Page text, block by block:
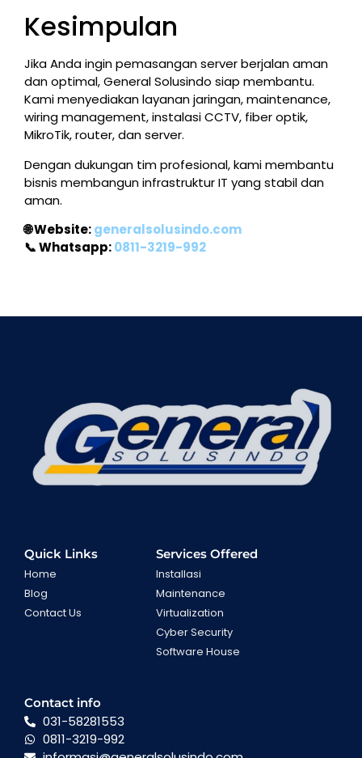
Kesimpulan
Jika Anda ingin pemasangan server berjalan aman
dan optimal, General Solusindo siap membantu.
Kami menyediakan layanan jaringan, maintenance,
wiring management, instalasi CCTV, fiber optik,
MikroTik, router, dan server.
Dengan dukungan tim profesional, kami membantu
bisnis membangun infrastruktur IT yang stabil dan
aman.
🌐 Website:generalsolusindo.com
📞 Whatsapp:0811-3219-992
Quick Links
Home
Blog
Contact Us
Services Offered
Installasi
Maintenance
Virtualization
Cyber Security
Software House
Contact info
031-58281553
0811-3219-992